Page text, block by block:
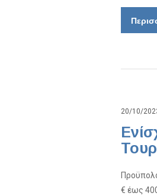
20/10/
€ έως